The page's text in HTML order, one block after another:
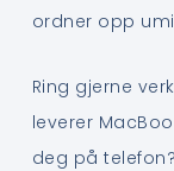
ordner opp
Ring gjerne
leverer
deg på